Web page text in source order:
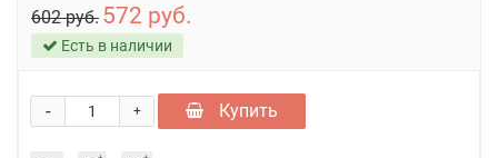
602 руб. 572 руб.
Есть в наличии
+
- Купить